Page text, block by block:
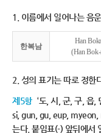
1. 이름에서 일어나는 음
한복남
Han
(Han
2. 성의 표기는 따로 정한
제5항 ‘도, 시, 군, 구, 읍,
si, gun, gu, eup, myeon,
는다. 붙임표(-) 앞뒤에서